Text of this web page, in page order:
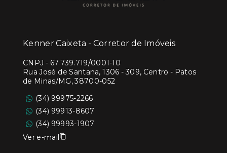
Kenner Caixeta - Corretor de Imóveis
CNPJ - 67.739.719/0001-10
Rua José de Santana, 1306 - 309, Centro - Patos
de Minas/MG, 38700-052
(34) 99975-2266
(34) 99913-8607
(34) 99993-1907
Ver e-mail